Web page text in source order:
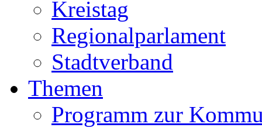
Kreistag
Regionalparlament
Stadtverband
Themen
Programm zur